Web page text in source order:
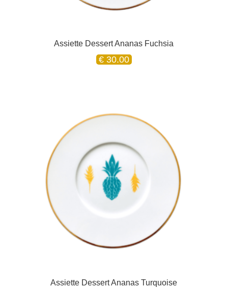
Assiette Dessert Ananas Fuchsia
€ 30.00
Assiette Dessert Ananas Turquoise